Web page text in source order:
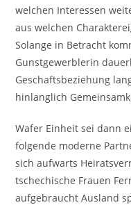
welchen Interessen
aus welchen
Solange in Betracht
Gunstgewerblerin
Geschaftsbeziehung
hinlanglich
Wafer Einheit sei dann
folgende moderne
sich aufwarts
tschechische Frauen
aufgebraucht Ausland